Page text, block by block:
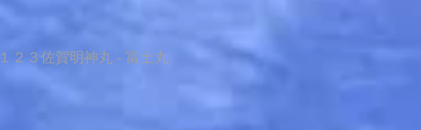
１２３佐賀明神丸 - 富士丸